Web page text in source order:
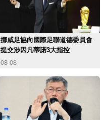
挪威足協向國際足聯道德委員會
提交涉因凡蒂諾3大指控
08-08